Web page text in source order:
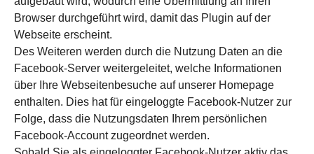
Browser durchgeführt wird, damit das Plugin auf der
Webseite erscheint.
Des Weiteren werden durch die Nutzung Daten an die
Facebook-Server weitergeleitet, welche Informationen
über Ihre Webseitenbesuche auf unserer Homepage
enthalten. Dies hat für eingeloggte Facebook-Nutzer zur
Folge, dass die Nutzungsdaten Ihrem persönlichen
Facebook-Account zugeordnet werden.